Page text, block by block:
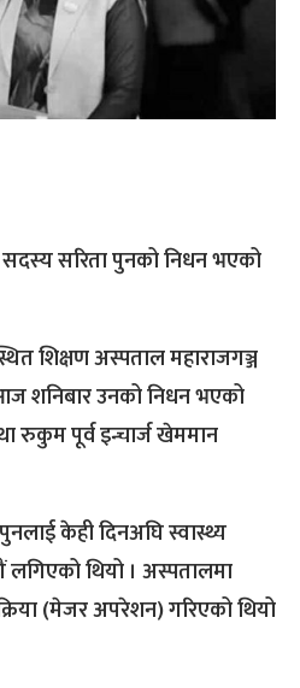
सरिता पुनको निधन भएको
शिक्षण अस्पताल महाराजगञ्ज
शनिबार उनको निधन भएको
रुकुम पूर्व इन्चार्ज खेममान
केही दिनअघि स्वास्थ्य
थियो । अस्पतालमा
(मेजर अपरेशन) गरिएको थियो